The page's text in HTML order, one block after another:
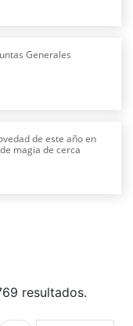
Generales
de este año en
magia de cerca
resultados.